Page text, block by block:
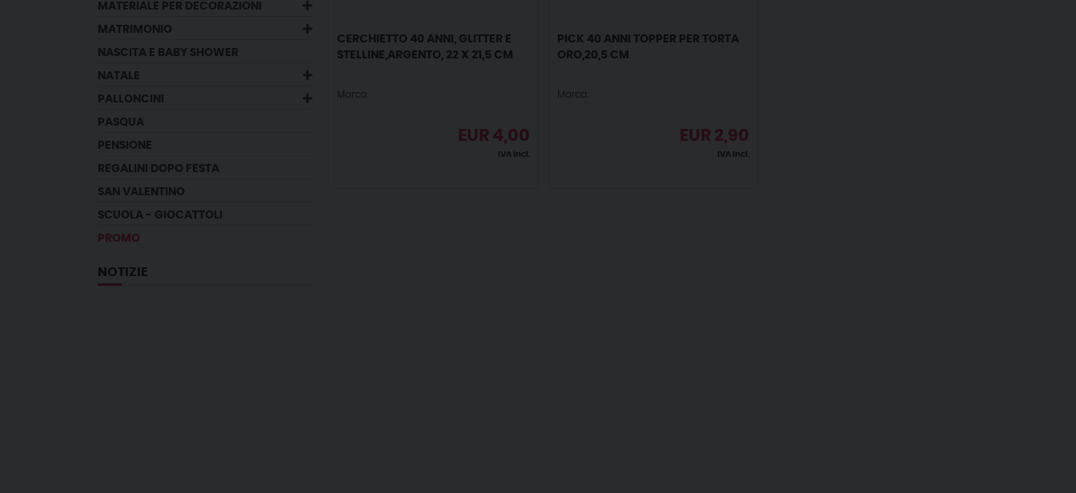
MATERIALE PER DECORAZIONI
MATRIMONIO
NASCITA E BABY SHOWER
NATALE
PALLONCINI
PASQUA
PENSIONE
REGALINI DOPO FESTA
SAN VALENTINO
SCUOLA - GIOCATTOLI
PROMO
NOTIZIE
CERCHIETTO 40 ANNI, GLITTER E
STELLINE,ARGENTO, 22 X 21,5 CM
Marca:
EUR 4,00
IVA incl.
PICK 40 ANNI TOPPER PER TORTA
ORO,20,5 CM
Marca:
EUR 2,90
IVA incl.